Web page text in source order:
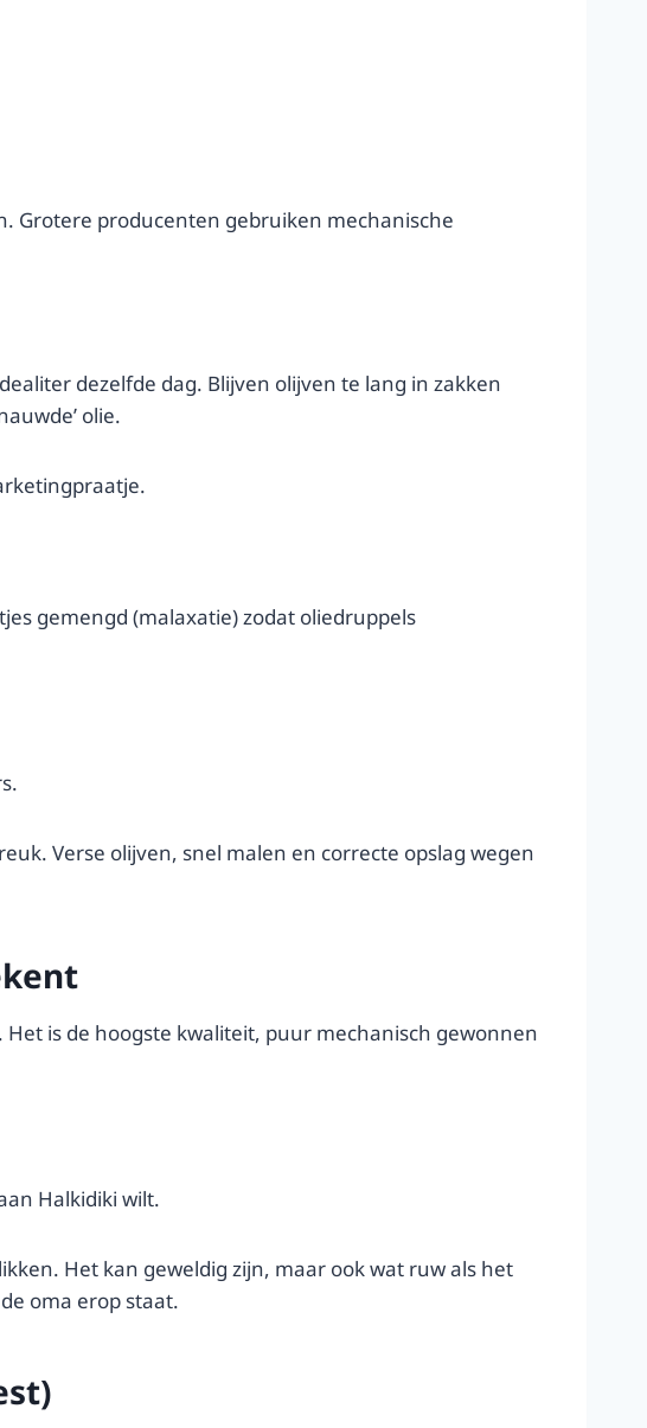
Grotere producenten gebruiken mechanische
dezelfde dag. Blijven olijven te lang in zakken
olie.
gemengd (malaxatie) zodat oliedruppels
Verse olijven, snel malen en correcte opslag wegen
is de hoogste kwaliteit, puur mechanisch gewonnen
Halkidiki wilt.
Het kan geweldig zijn, maar ook wat ruw als het
oma erop staat.